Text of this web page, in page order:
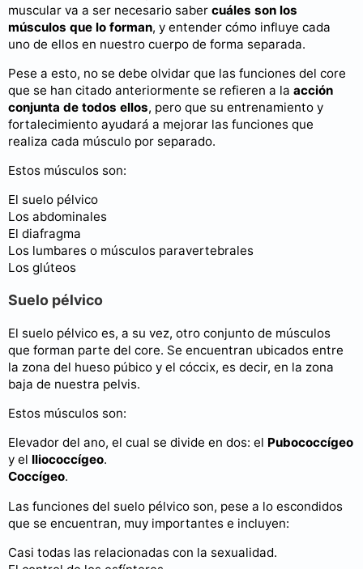
muscular va a ser necesario saber cuáles son los
músculos que lo forman, y entender cómo influye cada
uno de ellos en nuestro cuerpo de forma separada.
Pese a esto, no se debe olvidar que las funciones del core
que se han citado anteriormente se refieren a la acción
conjunta de todos ellos, pero que su entrenamiento y
fortalecimiento ayudará a mejorar las funciones que
realiza cada músculo por separado.
Estos músculos son:
El suelo pélvico
Los abdominales
El diafragma
Los lumbares o músculos paravertebrales
Los glúteos
Suelo pélvico
El suelo pélvico es, a su vez, otro conjunto de músculos
que forman parte del core. Se encuentran ubicados entre
la zona del hueso púbico y el cóccix, es decir, en la zona
baja de nuestra pelvis.
Estos músculos son:
Elevador del ano, el cual se divide en dos: el Pubococcígeo
y el Iliococcígeo.
Coccígeo.
Las funciones del suelo pélvico son, pese a lo escondidos
que se encuentran, muy importantes e incluyen:
Casi todas las relacionadas con la sexualidad.